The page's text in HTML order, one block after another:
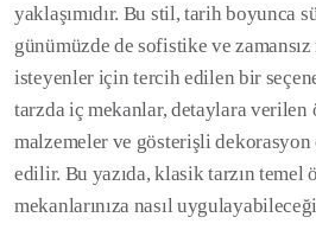
yaklaşımıdır. Bu stil, tarih boyunca
günümüzde de sofistike ve
isteyenler için tercih edilen bir
tarzda iç mekanlar, detaylara verilen
malzemeler ve gösterişli
edilir. Bu yazıda, klasik tarzın
mekanlarınıza nasıl